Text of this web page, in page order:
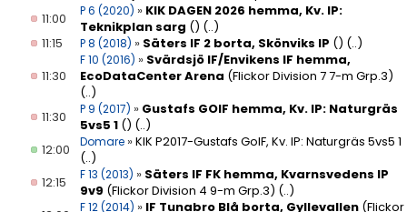
11:00
P 6 (2020) » KIK DAGEN 2026 hemma, Kv. IP:
Teknikplan sarg () (..)
11:15
P 8 (2018) » Säters IF 2 borta, Skönviks IP () (..)
11:30
F 10 (2016) » Svärdsjö IF/Envikens IF hemma,
EcoDataCenter Arena (Flickor Division 7 7-m Grp.3)
(..)
11:30
P 9 (2017) » Gustafs GOIF hemma, Kv. IP: Naturgräs
5vs5 1 () (..)
12:00
Domare »KIK P2017-Gustafs GoIF, Kv. IP: Naturgräs 5vs5 1
(..)
12:15
F 13 (2013) » Säters IF FK hemma, Kvarnsvedens IP
9v9 (Flickor Division 4 9-m Grp.3) (..)
F 12 (2014) » IF Tunabro Blå borta, Gyllevallen (Flickor